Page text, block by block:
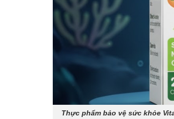
Thực phẩm bảo vệ sức khỏe